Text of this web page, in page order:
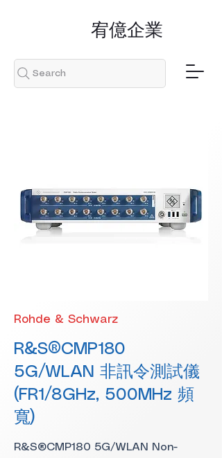
​宥億企業
Search
Rohde & Schwarz
R&S®CMP180
5G/WLAN 非訊令測試儀
(FR1/8GHz, 500MHz 頻
寬)
R&S®CMP180 5G/WLAN Non-